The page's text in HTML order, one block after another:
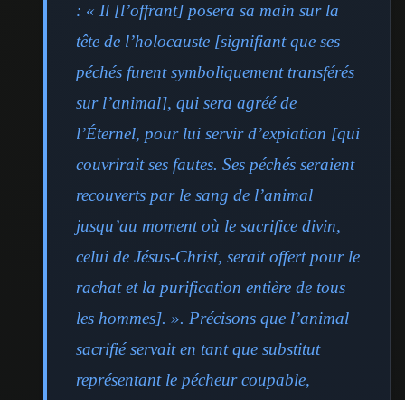
: « Il [l’offrant] posera sa main sur la
tête de l’holocauste [signifiant que ses
péchés furent symboliquement transférés
sur l’animal], qui sera agréé de
l’Éternel, pour lui servir d’expiation [qui
couvrirait ses fautes. Ses péchés seraient
recouverts par le sang de l’animal
jusqu’au moment où le sacrifice divin,
celui de Jésus-Christ, serait offert pour le
rachat et la purification entière de tous
les hommes]. ». Précisons que l’animal
sacrifié servait en tant que substitut
représentant le pécheur coupable,